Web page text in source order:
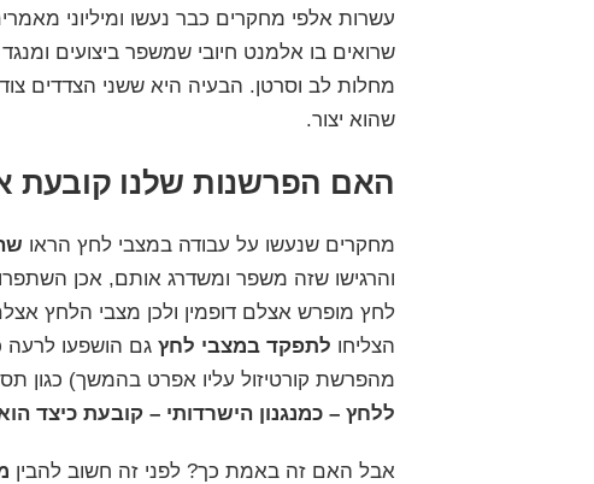
עשרות אלפי מחקרים כבר נעשו ומיליוני
שרואים בו אלמנט חיובי שמשפר ביצועים
מחלות לב וסרטן. הבעיה היא ששני הצדדים
שהוא יצור.
האם הפרשנות שלנו קובעת
מחקרים שנעשו על עבודה במצבי לחץ הראו
והרגישו שזה משפר ומשדרג אותם, אכן
לחץ מופרש אצלם דופמין ולכן מצבי הלחץ
הצליחו לתפקד במצבי לחץגם הושפעו לרעה
מהפרשת קורטיזול עליו אפרט בהמשך) כגון
ללחץ – כמנגנון הישרדותי – קובעת כיצד
אבל האם זה באמת כך? לפני זה חשוב להבין